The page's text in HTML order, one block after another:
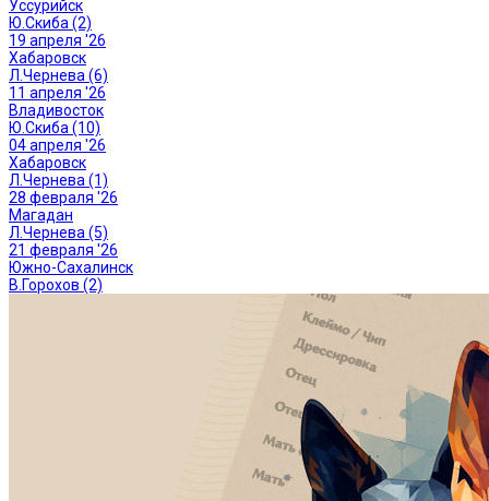
Уссурийск
Ю.Скиба (2)
19 апреля '26
Хабаровск
Л.Чернева (6)
11 апреля '26
Владивосток
Ю.Скиба (10)
04 апреля '26
Хабаровск
Л.Чернева (1)
28 февраля '26
Магадан
Л.Чернева (5)
21 февраля '26
Южно-Сахалинск
В.Горохов (2)